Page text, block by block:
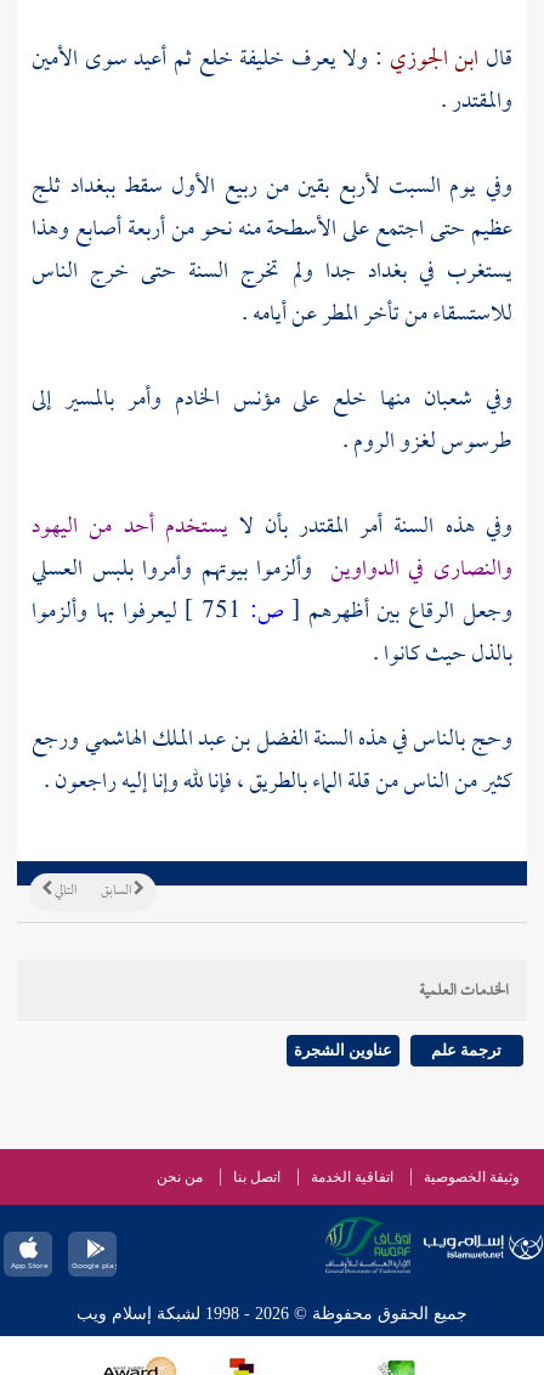
قال ابن الجوزي : ولا يعرف خليفة خلع ثم أعيد سوى الأمين
والمقتدر.
وفي يوم السبت لأربع بقين من ربيع الأول سقط ببغداد ثلج
عظيم حتى اجتمع على الأسطحة منه نحو من أربعة أصابع وهذا
يستغرب فيبغداد جدا ولم تخرج السنة حتى خرج الناس
للاستسقاء من تأخر المطر عن أيامه .
وفي شعبان منها خلع على مؤنس الخادم وأمر بالمسير إلى
طرسوسلغزوالروم.
وفي هذه السنة أمر المقتدر بأن لايستخدم أحد من اليهود
والنصارى في الدواوين وألزموا بيوتهم وأمروا بلبس العسلي
وجعل الرقاع بين أظهرهم [ص:
ليعرفوا بها وألزموا
بالذل حيث كانوا .
وحج بالناس في هذه السنةالفضل بن عبد الملك الهاشميورجع
كثير من الناس من قلة الماء بالطريق ، فإنا لله وإنا إليه راجعون .
التالي السابق
الخدمات العلمية
ترجمة علم عناوين الشجرة
وثيقة الخصوصية اتفاقية الخدمة اتصل بنا من نحن
جميع الحقوق محفوظة © 2026 - 1998 لشبكة إسلام ويب